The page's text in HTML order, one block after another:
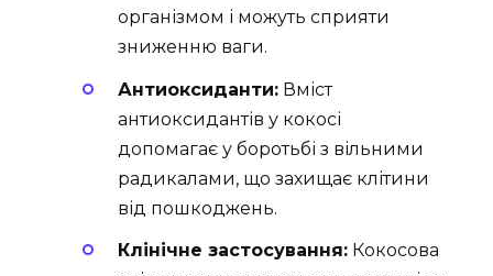
організмом і можуть сприяти
зниженню ваги.
Антиоксиданти: Вміст
антиоксидантів у кокосі
допомагає у боротьбі з вільними
радикалами, що захищає клітини
від пошкоджень.
Клінічне застосування: Кокосова